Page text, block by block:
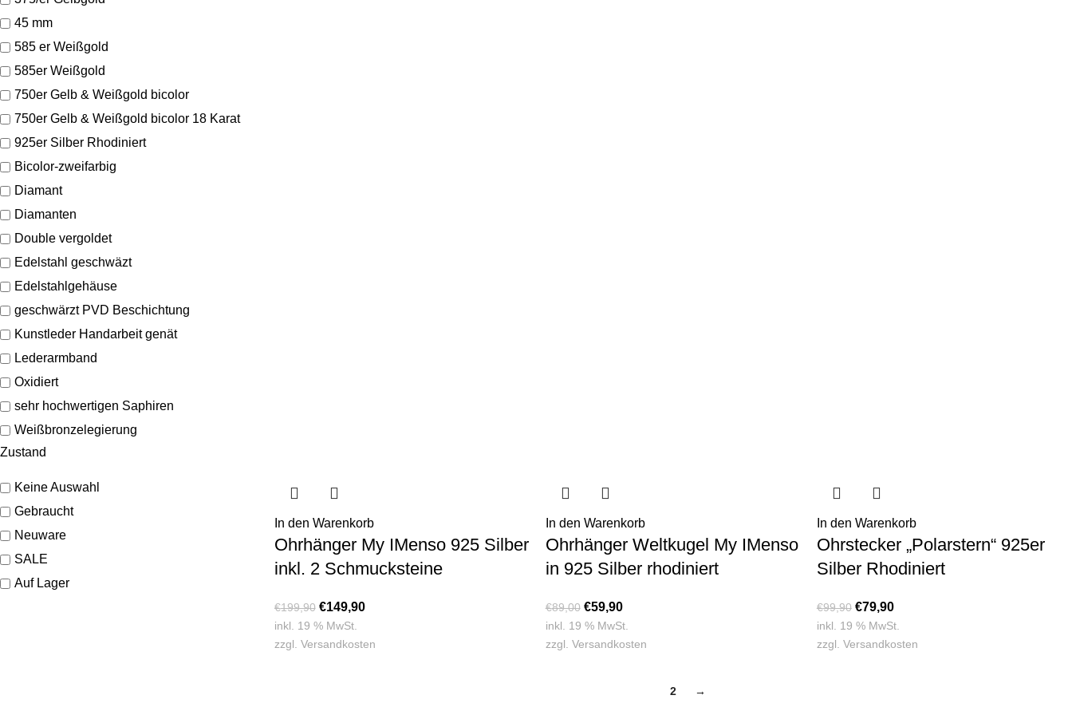
45 mm
585 er Weißgold
585er Weißgold
750er Gelb & Weißgold bicolor
750er Gelb & Weißgold bicolor 18 Karat
925er Silber Rhodiniert
Bicolor-zweifarbig
Diamant
Diamanten
Double vergoldet
Edelstahl geschwäzt
Edelstahlgehäuse
geschwärzt PVD Beschichtung
Kunstleder Handarbeit genät
Lederarmband
Oxidiert
sehr hochwertigen Saphiren
Weißbronzelegierung
Zustand
Keine Auswahl
Gebraucht
Neuware
SALE
Auf Lager
In den Warenkorb
Ohrhänger My IMenso 925 Silber
inkl. 2 Schmucksteine
€199,90 €149,90
inkl. 19 % MwSt.
zzgl. Versandkosten
In den Warenkorb
Ohrhänger Weltkugel My IMenso
in 925 Silber rhodiniert
€89,00 €59,90
inkl. 19 % MwSt.
zzgl. Versandkosten
In den Warenkorb
Ohrstecker „Polarstern“ 925er
Silber Rhodiniert
€99,90 €79,90
inkl. 19 % MwSt.
zzgl. Versandkosten
2
→